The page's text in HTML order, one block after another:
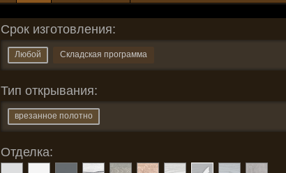
Срок изготовления:
Любой Складская программа
Тип открывания:
врезанное полотно
Отделка: